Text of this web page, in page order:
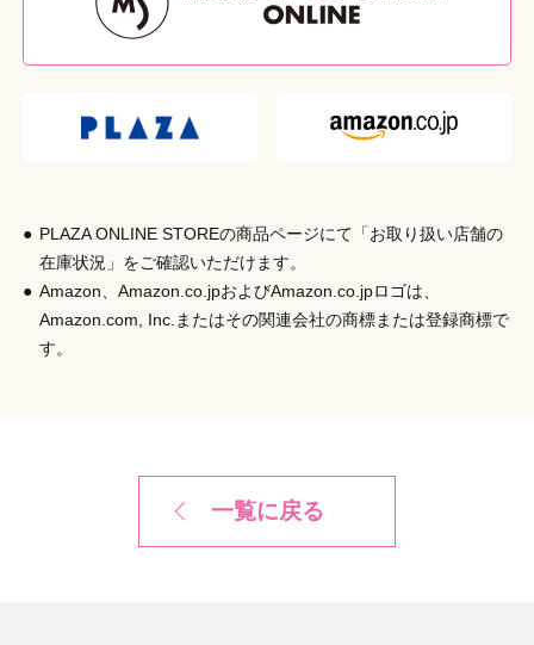
外装重量（g）
W63 × D21 × H208
発売元
株式会社シャンティ
商品コード
4901604575368：ホワイトハグ
4901604575375：ミストブルー
PLAZA ONLINE STOREの商品ページにて「お取り扱い店舗の
在庫状況」をご確認いただけます。
Amazon、Amazon.co.jpおよびAmazon.co.jpロゴは、
Amazon.com, Inc.またはその関連会社の商標または登録商標で
す。
一覧に戻る